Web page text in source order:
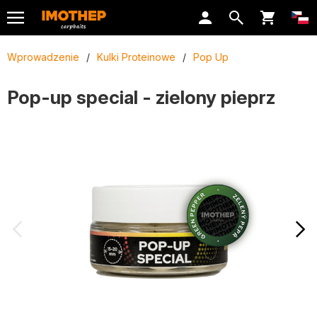
Wprowadzenie / Kulki Proteinowe / Pop Up
Pop-up special - zielony pieprz